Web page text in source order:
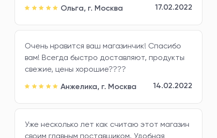
Ольга, г. Москва 17.02.2022
Очень нравится ваш магазинчик! Спасибо
вам! Всегда быстро доставляют, продукты
свежие, цены хорошие????
Анжелика, г. Москва 14.02.2022
Уже несколько лет как считаю этот магазин
своим главным поставщиком. Удобная